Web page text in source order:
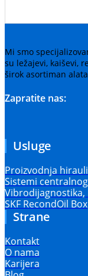
Mi smo
su ležajevi, kaiševi,
širok asortiman
Zapratite nas:
Usluge
Proizvodnja
Sistemi
SKF RecondOil Box
Strane
Kontakt
O nama
Karijera